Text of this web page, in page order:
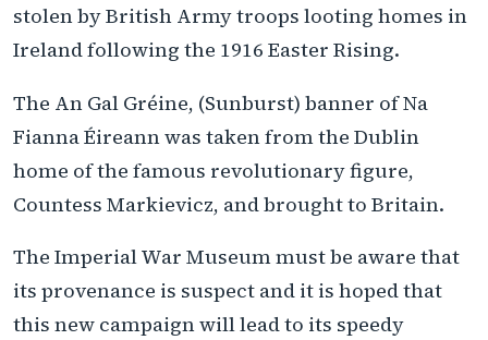
stolen by British Army troops looting homes in
Ireland following the 1916 Easter Rising.
The An Gal Gréine, (Sunburst) banner of Na
Fianna Éireann was taken from the Dublin
home of the famous revolutionary figure,
Countess Markievicz, and brought to Britain.
The Imperial War Museum must be aware that
its provenance is suspect and it is hoped that
this new campaign will lead to its speedy